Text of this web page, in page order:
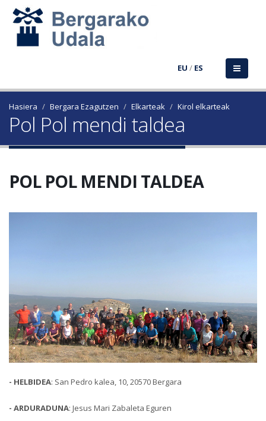
EU / ES
Hasiera Bergara Ezagutzen Elkarteak Kirol elkarteak
Pol Pol mendi taldea
POL POL MENDI TALDEA
- HELBIDEA: San Pedro kalea, 10, 20570 Bergara
- ARDURADUNA: Jesus Mari Zabaleta Eguren